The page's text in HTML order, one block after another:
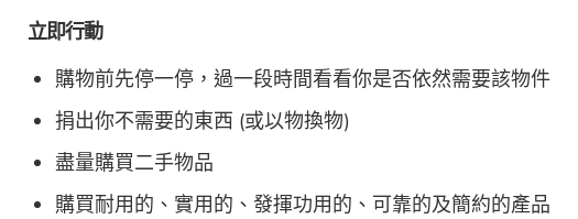
立即行動
購物前先停一停，過一段時間看看你是否依然需要該物件
捐出你不需要的東西 (或以物換物)
盡量購買二手物品
購買耐用的、實用的、發揮功用的、可靠的及簡約的產品